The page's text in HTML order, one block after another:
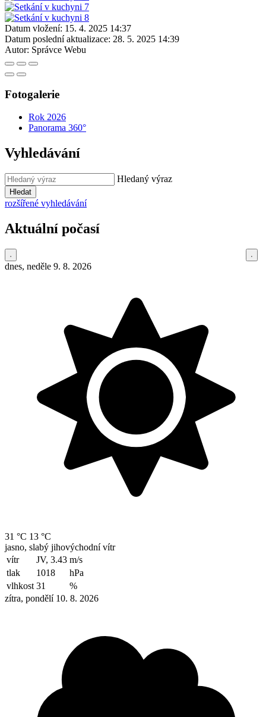
Datum vložení: 15. 4. 2025 14:37
Datum poslední aktualizace: 28. 5. 2025 14:39
Autor: Správce Webu
Fotogalerie
Rok 2026
Panorama 360°
Vyhledávání
Hledaný výraz
Hledat
rozšířené vyhledávání
Aktuální počasí
dnes, neděle 9. 8. 2026
31 °C 13 °C
jasno, slabý jihovýchodní vítr
vítr
JV, 3.43 m/s
tlak
1018
hPa
vlhkost 31
%
zítra, pondělí 10. 8. 2026